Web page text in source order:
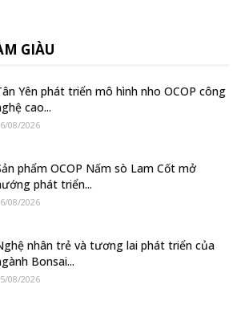
GIÀU
Yên phát triển mô hình nho OCOP công
cao...
08/2026
phẩm OCOP Nấm sò Lam Cốt mở
phát triển...
08/2026
nhân trẻ và tương lai phát triển của
Bonsai...
08/2026